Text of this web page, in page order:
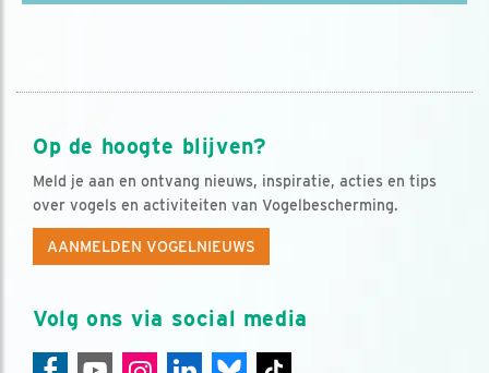
Op de hoogte blijven?
Meld je aan en ontvang nieuws, inspiratie, acties en tips
over vogels en activiteiten van Vogelbescherming.
AANMELDEN VOGELNIEUWS
Volg ons via social media